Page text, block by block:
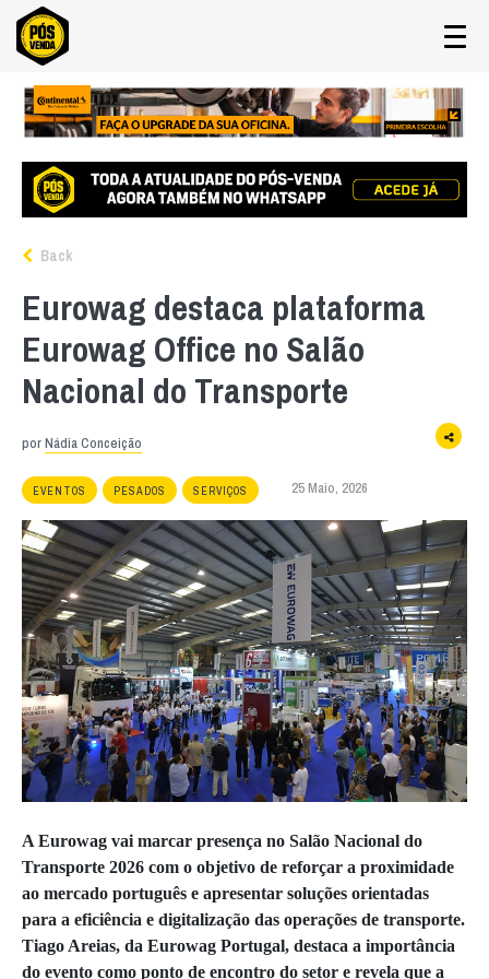
Back
Eurowag destaca plataforma
Eurowag Office no Salão
Nacional do Transporte
porNádia Conceição
EVENTOS PESADOS SERVIÇOS 25 Maio, 2026
A Eurowag vai marcar presença no Salão Nacional do
Transporte 2026 com o objetivo de reforçar a proximidade
ao mercado português e apresentar soluções orientadas
para a eficiência e digitalização das operações de transporte.
Tiago Areias, da Eurowag Portugal, destaca a importância
do evento como ponto de encontro do setor e revela que a